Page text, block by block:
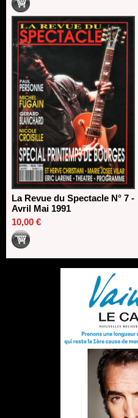
La Revue du Spectacle N° 7 -
Avril Mai 1991
10,00 €